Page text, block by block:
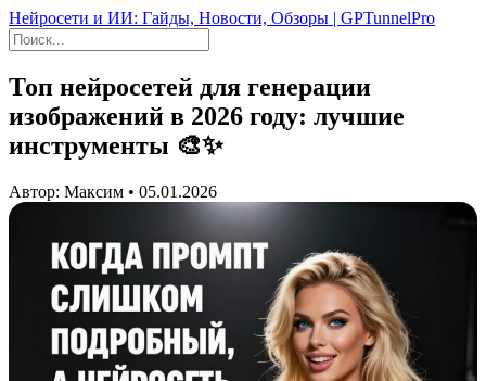
Нейросети и ИИ: Гайды, Новости, Обзоры | GPTunnelPro
Топ нейросетей для генерации
изображений в 2026 году: лучшие
инструменты 🎨✨
Автор: Максим • 05.01.2026